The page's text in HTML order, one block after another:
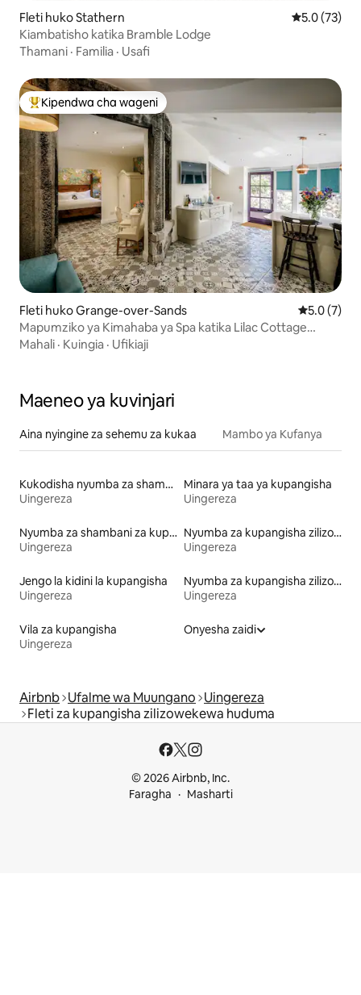
Fleti huko Stathern Ukadiriaji
5.0 (73)
Kiambatisho katika Bramble Lodge
Thamani · Familia · Usafi
Kipendwa maarufu cha wageni
Kipendwa cha wageni
Fleti huko Grange-over-Sands Ukadiriaji
5.0 (7)
Mapumziko ya Kimahaba ya Spa katika Lilac Cottage
(chumba 1 cha kulala)
Mahali · Kuingia · Ufikiaji
Maeneo ya kuvinjari
Aina nyingine za sehemu za kukaa Mambo ya Kufanya
Kukodisha nyumba za shambani
Uingereza
Minara ya taa ya kupangisha
Uingereza
Nyumba za shambani za kupangisha
Uingereza
Nyumba za kupangisha zilizo na ufikiaji wa ziwa
Uingereza
Jengo la kidini la kupangisha
Uingereza
Nyumba za kupangisha zilizo na kitanda chenye urefu unaoweza kufikika
Uingereza
Vila za kupangisha
Uingereza
Onyesha zaidi
Airbnb Ufalme wa Muungano Uingereza
Fleti za kupangisha zilizowekewa huduma
© 2026 Airbnb, Inc.
Faragha
Masharti